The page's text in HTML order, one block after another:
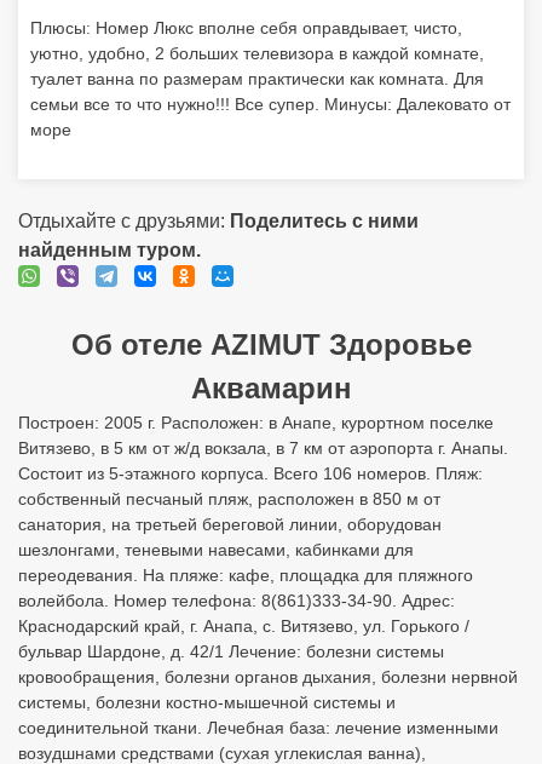
Плюсы: Номер Люкс вполне себя оправдывает, чисто,
уютно, удобно, 2 больших телевизора в каждой комнате,
туалет ванна по размерам практически как комната. Для
семьи все то что нужно!!! Все супер. Минусы: Далековато от
море
Отдыхайте с друзьями: Поделитесь с ними
найденным туром.
Об отеле AZIMUT Здоровье
Аквамарин
Построен: 2005 г. Расположен: в Анапе, курортном поселке
Витязево, в 5 км от ж/д вокзала, в 7 км от аэропорта г. Анапы.
Состоит из 5-этажного корпуса. Всего 106 номеров. Пляж:
собственный песчаный пляж, расположен в 850 м от
санатория, на третьей береговой линии, оборудован
шезлонгами, теневыми навесами, кабинками для
переодевания. На пляже: кафе, площадка для пляжного
волейбола. Номер телефона: 8(861)333-34-90. Адрес:
Краснодарский край, г. Анапа, с. Витязево, ул. Горького /
бульвар Шардоне, д. 42/1 Лечение: болезни системы
кровообращения, болезни органов дыхания, болезни нервной
системы, болезни костно-мышечной системы и
соединительной ткани. Лечебная база: лечение изменными
возудшнами средствами (сухая углекислая ванна),